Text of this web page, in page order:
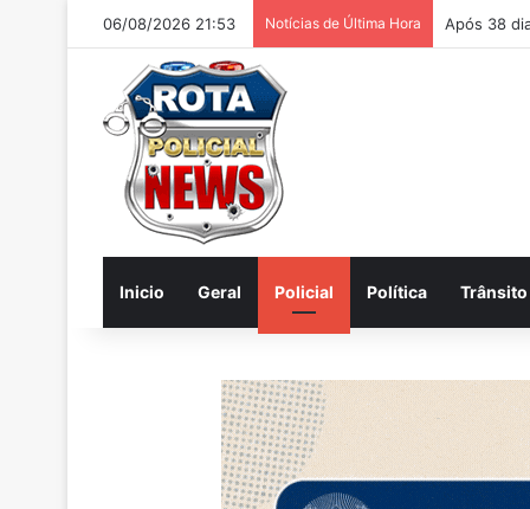
06/08/2026 21:53 Notícias de Última Hora Homem é
Inicio Geral Policial Política Trânsito